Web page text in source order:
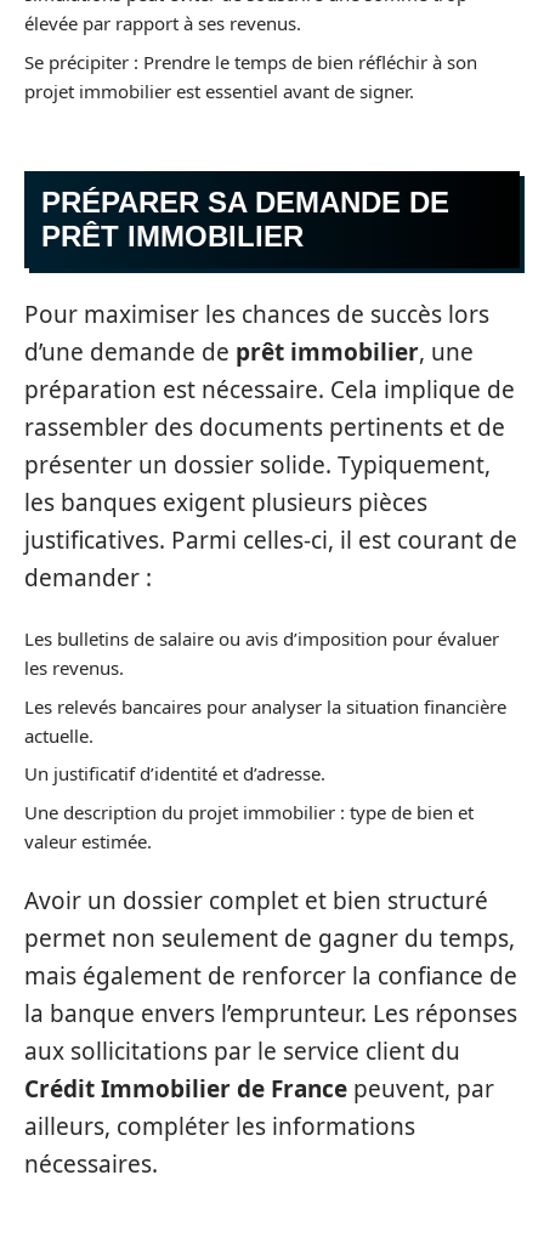
élevée par rapport à ses revenus.
Se précipiter : Prendre le temps de bien réfléchir à son
projet immobilier est essentiel avant de signer.
PRÉPARER SA DEMANDE DE
PRÊT IMMOBILIER
Pour maximiser les chances de succès lors
d’une demande de prêt immobilier, une
préparation est nécessaire. Cela implique de
rassembler des documents pertinents et de
présenter un dossier solide. Typiquement,
les banques exigent plusieurs pièces
justificatives. Parmi celles-ci, il est courant de
demander :
Les bulletins de salaire ou avis d’imposition pour évaluer
les revenus.
Les relevés bancaires pour analyser la situation financière
actuelle.
Un justificatif d’identité et d’adresse.
Une description du projet immobilier : type de bien et
valeur estimée.
Avoir un dossier complet et bien structuré
permet non seulement de gagner du temps,
mais également de renforcer la confiance de
la banque envers l’emprunteur. Les réponses
aux sollicitations par le service client du
Crédit Immobilier de France peuvent, par
ailleurs, compléter les informations
nécessaires.